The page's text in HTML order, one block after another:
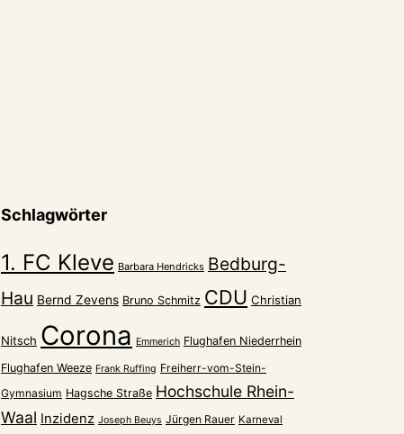
Schlagwörter
1. FC Kleve Barbara Hendricks Bedburg-
Hau Bernd Zevens Bruno Schmitz CDU Christian
Nitsch Corona Emmerich Flughafen Niederrhein
Flughafen Weeze Frank Ruffing Freiherr-vom-Stein-
Gymnasium Hagsche Straße Hochschule Rhein-
Waal Inzidenz Joseph Beuys Jürgen Rauer Karneval